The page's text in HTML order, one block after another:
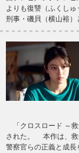
よりも復讐（ふくし
刑事・磯貝（横山裕
「クロスロード ～
された。 本作は、救
警察官らの正義と成長